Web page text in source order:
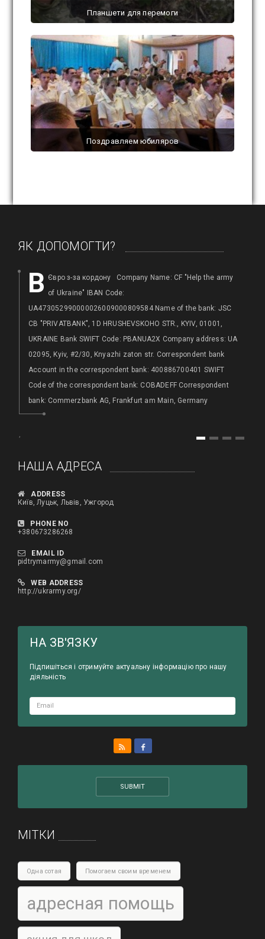
Планшети для перемоги
Поздравляем юбиляров
ЯК ДОПОМОГТИ?
B Євро з-за кордону Company Name: CF "Help the army
of Ukraine" IBAN Code:
UA473052990000026009000809584 Name of the bank: JSC
CB "PRIVATBANK", 1D HRUSHEVSKOHO STR., KYIV, 01001,
UKRAINE Bank SWIFT Code: PBANUA2X Company address: UA
02095, Kyiv, #2/30, Knyazhi zaton str. Correspondent bank
Account in the correspondent bank: 400886700401 SWIFT
Code of the correspondent bank: COBADEFF Correspondent
bank: Commerzbank AG, Frankfurt am Main, Germany
1 2 3 4
HАША АДРЕСА
ADDRESS
Київ, Луцьк, Львів, Ужгород
PHONE NO
+380673286268
EMAIL ID
pidtrymarmy@gmail.com
WEB ADDRESS
http://ukrarmy.org/
HА ЗВ'ЯЗКУ
Підпишіться і отримуйте актуальну інформацію про нашу
діяльність
МІТКИ
Одна сотая Помогаем своим временем
адресная помощь